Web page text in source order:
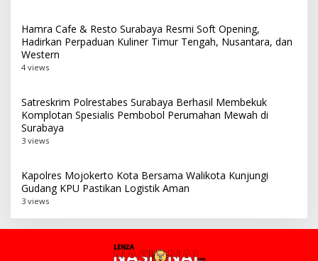
Hamra Cafe & Resto Surabaya Resmi Soft Opening,
Hadirkan Perpaduan Kuliner Timur Tengah, Nusantara, dan
Western
4 views
Satreskrim Polrestabes Surabaya Berhasil Membekuk
Komplotan Spesialis Pembobol Perumahan Mewah di
Surabaya
3 views
Kapolres Mojokerto Kota Bersama Walikota Kunjungi
Gudang KPU Pastikan Logistik Aman
3 views